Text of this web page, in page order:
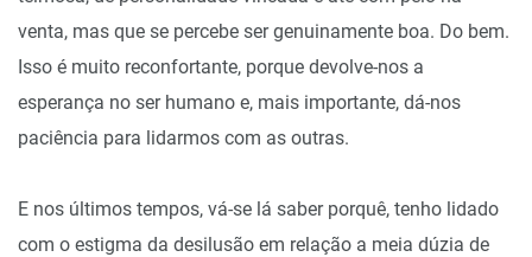
venta, mas que se percebe ser genuinamente boa. Do bem.
Isso é muito reconfortante, porque devolve-nos a
esperança no ser humano e, mais importante, dá-nos
paciência para lidarmos com as outras.
E nos últimos tempos, vá-se lá saber porquê, tenho lidado
com o estigma da desilusão em relação a meia dúzia de